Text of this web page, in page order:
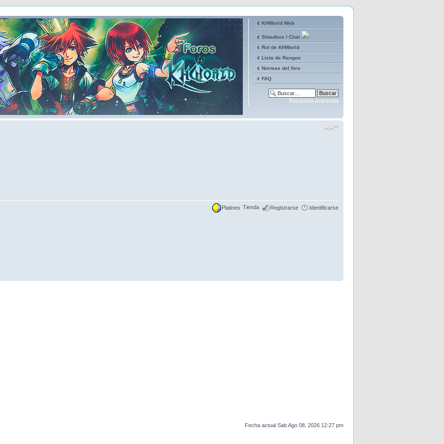
KHWorld Web
Shoutbox / Chat
Rol de KHWorld
Lista de Rangos
Normas del foro
FAQ
Búsqueda avanzada
Platines Tienda Registrarse Identificarse
Fecha actual Sab Ago 08, 2026 12:27 pm